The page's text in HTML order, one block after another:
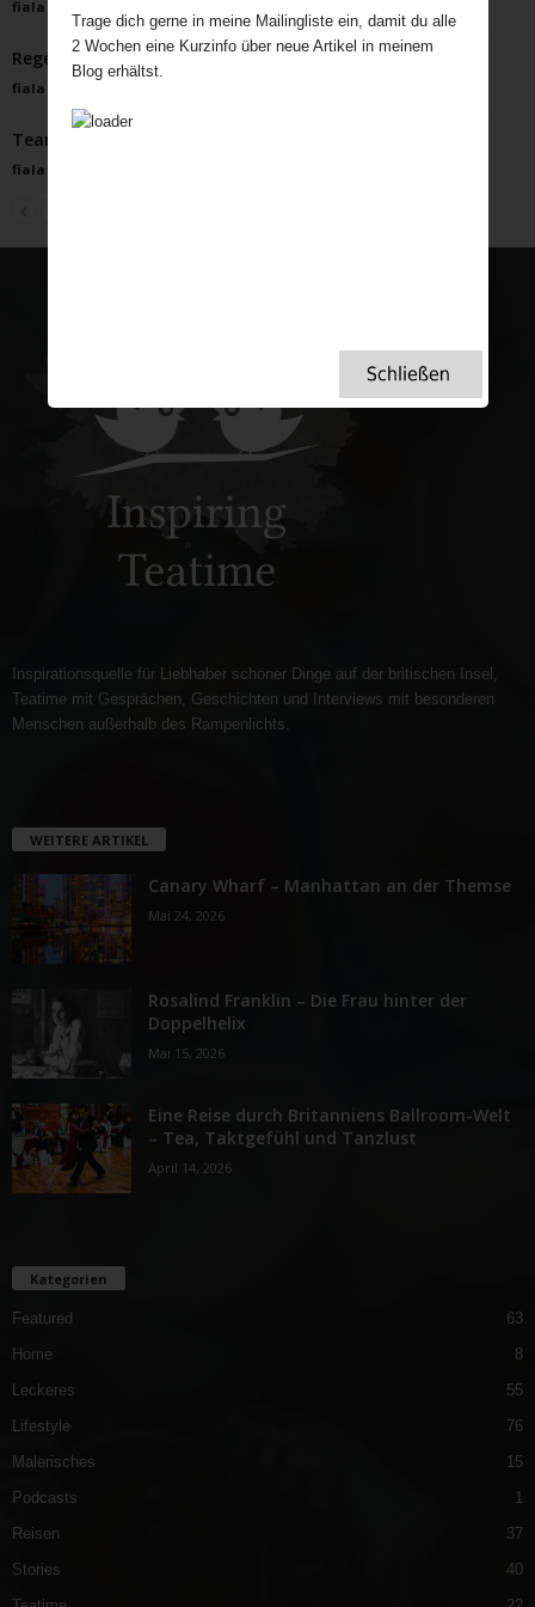
fiala
Regeln der Tee Etikette, die jeder kennen sollte
fiala
Tearooms als Keimzelle für Frauenrechte
fiala
Inspirationsquelle für Liebhaber schöner Dinge auf der britischen Insel,
Teatime mit Gesprächen, Geschichten und Interviews mit besonderen
Menschen außerhalb des Rampenlichts.
WEITERE ARTIKEL
Canary Wharf – Manhattan an der Themse
Mai 24, 2026
Rosalind Franklin – Die Frau hinter der
Doppelhelix
Mai 15, 2026
Eine Reise durch Britanniens Ballroom-Welt
– Tea, Taktgefühl und Tanzlust
April 14, 2026
Kategorien
Featured
63
Home
8
Leckeres
55
Lifestyle
76
Malerisches
15
Podcasts
1
Reisen
37
Stories
40
Trage dich gerne in meine Mailingliste ein, damit du alle
2 Wochen eine Kurzinfo über neue Artikel in meinem
Blog erhältst.